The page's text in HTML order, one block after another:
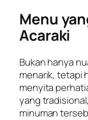
Menu
Acaraki
Bukan hanya
menarik, tetapi
menyita
yang
minuman